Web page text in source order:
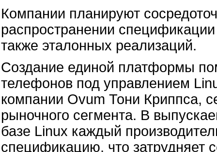
Компании планируют
распространении
также эталонных реализаций.
Создание единой платформы
телефонов под управлением
компании Ovum Тони Криппса,
рыночного сегмента. В
базе Linux каждый
спецификацию, что затрудняет